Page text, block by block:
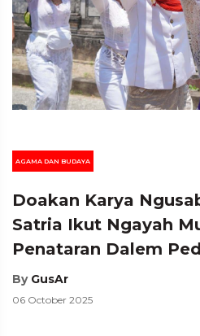
AGAMA DAN BUDAYA
Doakan Karya
Satria Ikut Ngayah
Penataran Dalem Ped
By GusAr
06 October 2025